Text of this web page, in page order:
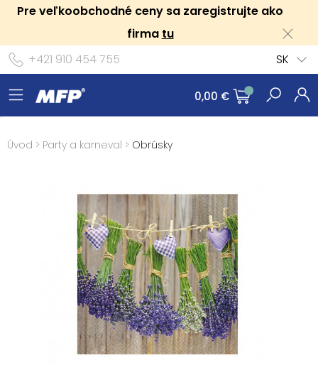
Pre veľkoobchodné ceny sa zaregistrujte ako
firma tu
+421 910 454 755
SK
0,00 €
Úvod > Party a karneval > Obrúsky